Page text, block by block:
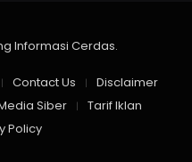
Informasi Cerdas.
Contact Us
Disclaimer
Siber
Tarif Iklan
Policy